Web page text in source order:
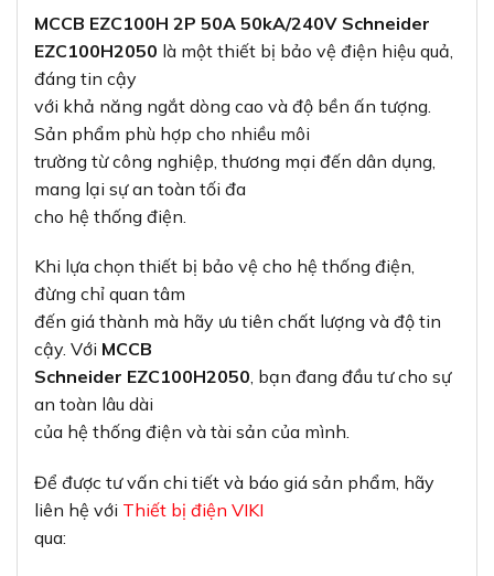
MCCB EZC100H 2P 50A 50kA/240V Schneider
EZC100H2050 là một thiết bị bảo vệ điện hiệu quả,
đáng tin cậy
với khả năng ngắt dòng cao và độ bền ấn tượng.
Sản phẩm phù hợp cho nhiều môi
trường từ công nghiệp, thương mại đến dân dụng,
mang lại sự an toàn tối đa
cho hệ thống điện.
Khi lựa chọn thiết bị bảo vệ cho hệ thống điện,
đừng chỉ quan tâm
đến giá thành mà hãy ưu tiên chất lượng và độ tin
cậy. Với MCCB
Schneider EZC100H2050, bạn đang đầu tư cho sự
an toàn lâu dài
của hệ thống điện và tài sản của mình.
Để được tư vấn chi tiết và báo giá sản phẩm, hãy
liên hệ với Thiết bị điện VIKI
qua: